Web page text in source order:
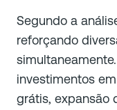
Segundo a
reforçando
investimentos
grátis, expansão